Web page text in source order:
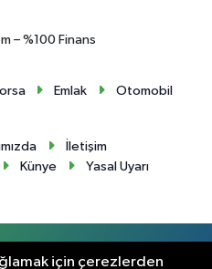
– %100 Finans
Emlak
Otomobil
İletişim
Künye Yasal Uyarı
için çerezlerden